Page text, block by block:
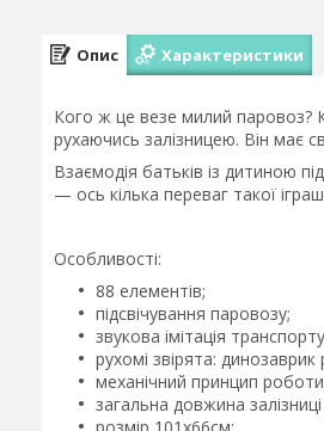
Опис Характеристики
Кого ж це везе милий паровоз?
рухаючись залізницею. Він має
Взаємодія батьків із дитиною
— ось кілька переваг такої
Особливості:
88 елементів;
підсвічування паровозу;
звукова імітація
рухомі звірята:
механічний принцип
загальна довжина